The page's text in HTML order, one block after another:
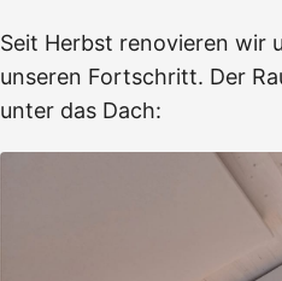
Seit Herbst renovieren wir
unseren Fortschritt. Der
unter das Dach: